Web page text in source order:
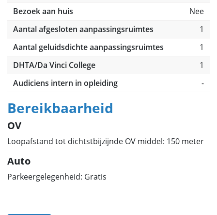
Bezoek aan huis
Nee
Aantal afgesloten aanpassingsruimtes
1
Aantal geluidsdichte aanpassingsruimtes
1
DHTA/Da Vinci College
1
Audiciens intern in opleiding
-
Bereikbaarheid
OV
Loopafstand tot dichtstbijzijnde OV middel: 150 meter
Auto
Parkeergelegenheid: Gratis